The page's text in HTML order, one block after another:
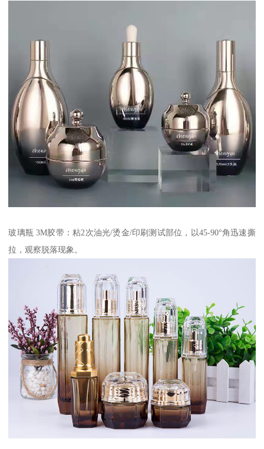
玻璃瓶 3M胶带：粘2次油光/烫金/印刷测试部位，以45-90°角迅速撕
拉，观察脱落现象。